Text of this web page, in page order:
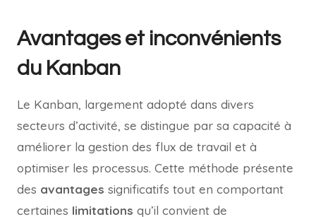
Avantages et inconvénients
du Kanban
Le Kanban, largement adopté dans divers
secteurs d’activité, se distingue par sa capacité à
améliorer la gestion des flux de travail et à
optimiser les processus. Cette méthode présente
des avantages significatifs tout en comportant
certaines limitations qu’il convient de